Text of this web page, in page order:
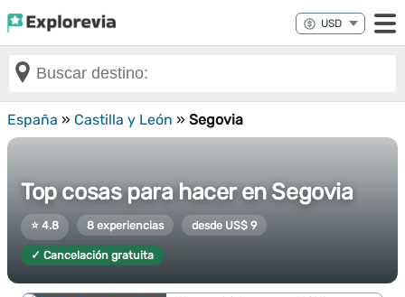
España » Castilla y León » Segovia
Top cosas para hacer en Segovia
⭐ 4.8 8 experiencias desde US$ 9
✓ Cancelación gratuita